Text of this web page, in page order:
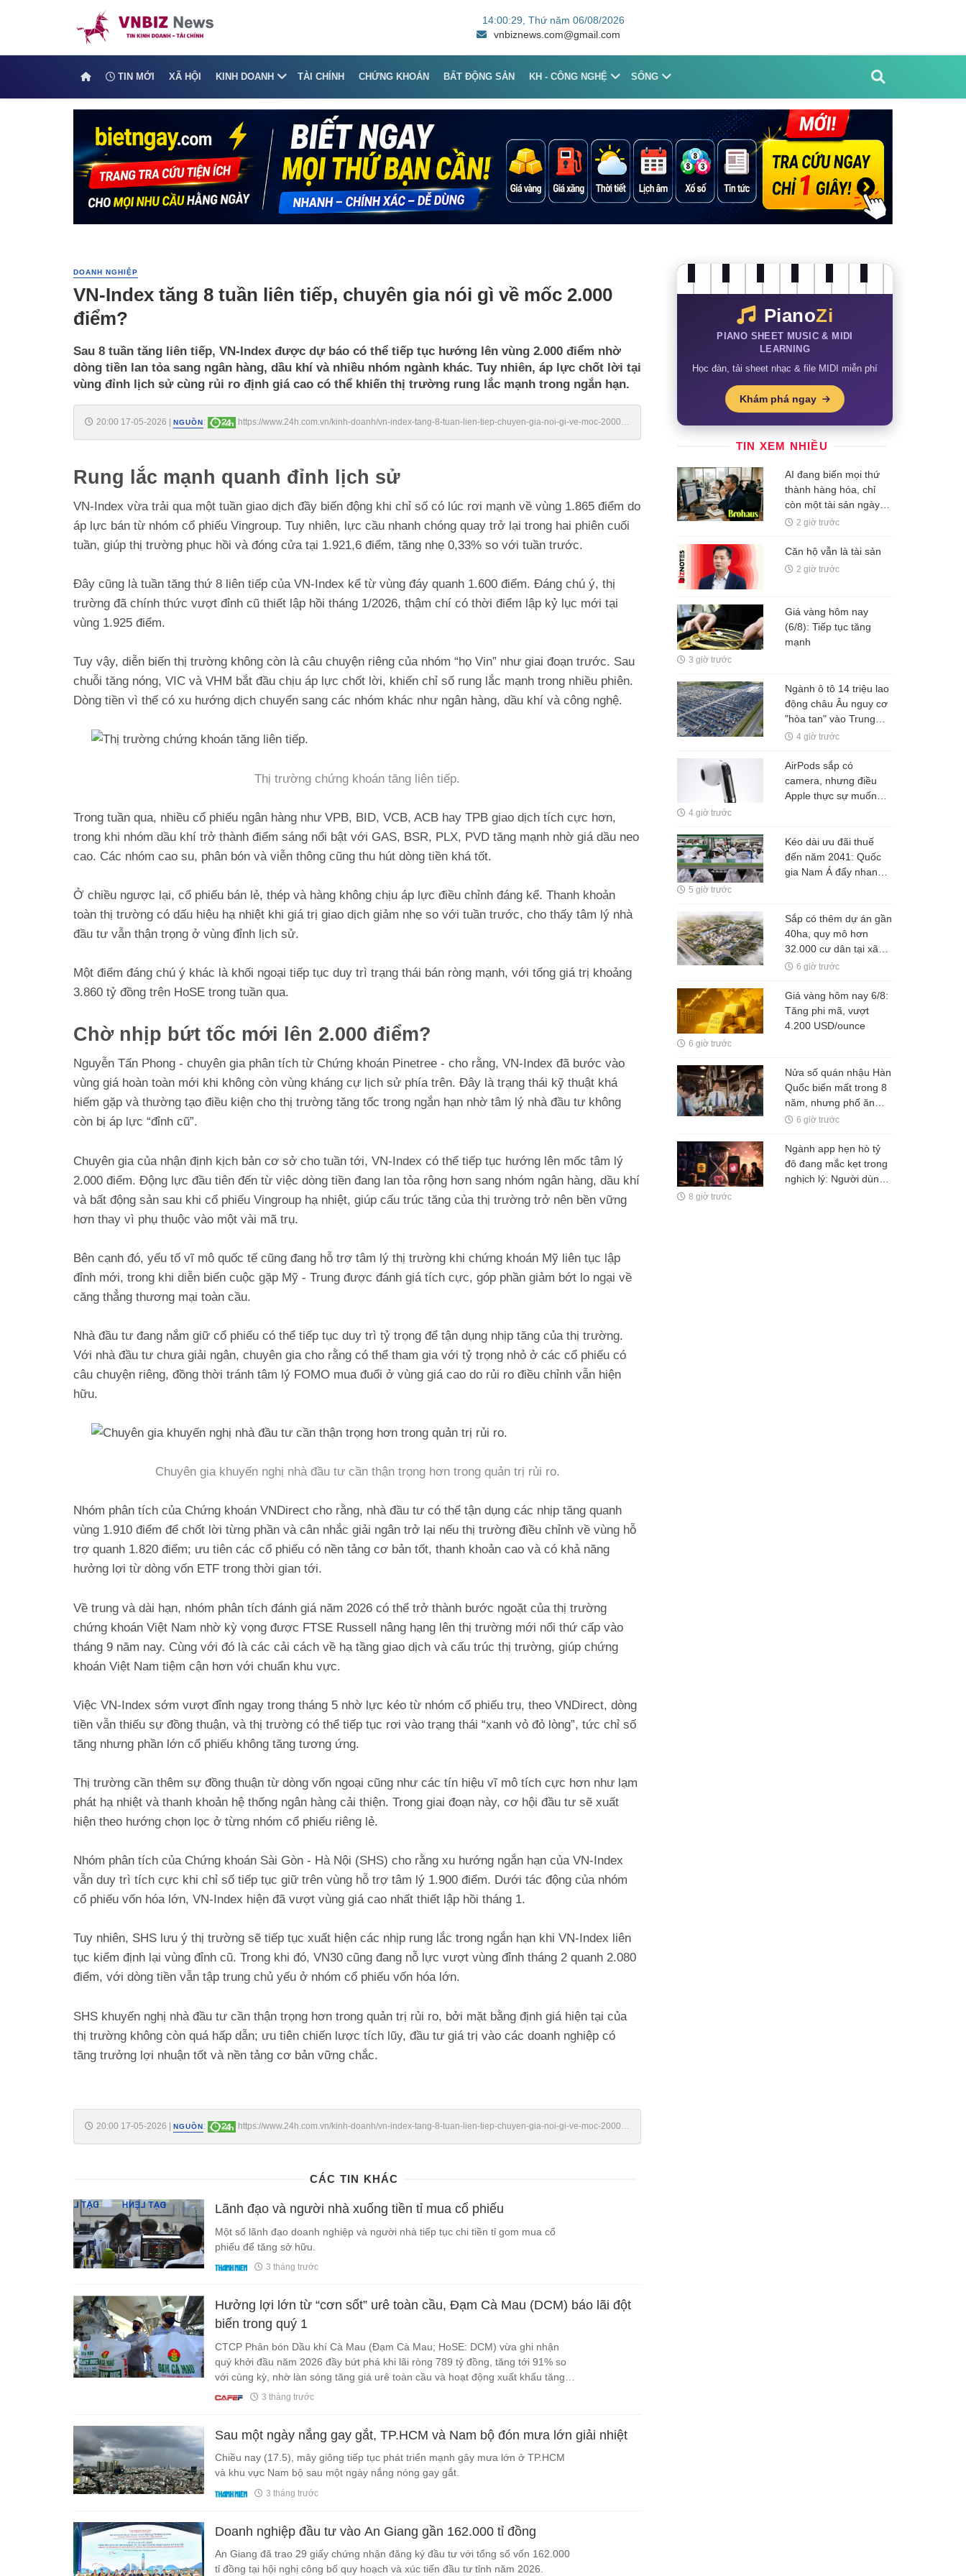
14:00:29 , Thứ năm 06/08/2026
vnbiznews.com@gmail.com
TIN MỚI XÃ HỘI KINH DOANH TÀI CHÍNH CHỨNG KHOÁN BẤT ĐỘNG SẢN KH - CÔNG NGHỆ SỐNG
DOANH NGHIỆP
VN-Index tăng 8 tuần liên tiếp, chuyên gia nói gì về mốc 2.000
điểm?
Sau 8 tuần tăng liên tiếp, VN-Index được dự báo có thể tiếp tục hướng lên vùng 2.000 điểm nhờ
dòng tiền lan tỏa sang ngân hàng, dầu khí và nhiều nhóm ngành khác. Tuy nhiên, áp lực chốt lời tại
vùng đỉnh lịch sử cùng rủi ro định giá cao có thể khiến thị trường rung lắc mạnh trong ngắn hạn.
20:00 17-05-2026 | NGUỒN:
https://www.24h.com.vn/kinh-doanh/vn-index-tang-8-tuan-lien-tiep-chuyen-gia-noi-gi-ve-moc-2000-
Rung lắc mạnh quanh đỉnh lịch sử
VN-Index vừa trải qua một tuần giao dịch đầy biến động khi chỉ số có lúc rơi mạnh về vùng 1.865 điểm do
áp lực bán từ nhóm cổ phiếu Vingroup. Tuy nhiên, lực cầu nhanh chóng quay trở lại trong hai phiên cuối
tuần, giúp thị trường phục hồi và đóng cửa tại 1.921,6 điểm, tăng nhẹ 0,33% so với tuần trước.
Đây cũng là tuần tăng thứ 8 liên tiếp của VN-Index kể từ vùng đáy quanh 1.600 điểm. Đáng chú ý, thị
trường đã chính thức vượt đỉnh cũ thiết lập hồi tháng 1/2026, thậm chí có thời điểm lập kỷ lục mới tại
vùng 1.925 điểm.
Tuy vậy, diễn biến thị trường không còn là câu chuyện riêng của nhóm “họ Vin” như giai đoạn trước. Sau
chuỗi tăng nóng, VIC và VHM bắt đầu chịu áp lực chốt lời, khiến chỉ số rung lắc mạnh trong nhiều phiên.
Dòng tiền vì thế có xu hướng dịch chuyển sang các nhóm khác như ngân hàng, dầu khí và công nghệ.
Thị trường chứng khoán tăng liên tiếp.
Trong tuần qua, nhiều cổ phiếu ngân hàng như VPB, BID, VCB, ACB hay TPB giao dịch tích cực hơn,
trong khi nhóm dầu khí trở thành điểm sáng nổi bật với GAS, BSR, PLX, PVD tăng mạnh nhờ giá dầu neo
cao. Các nhóm cao su, phân bón và viễn thông cũng thu hút dòng tiền khá tốt.
Ở chiều ngược lại, cổ phiếu bán lẻ, thép và hàng không chịu áp lực điều chỉnh đáng kể. Thanh khoản
toàn thị trường có dấu hiệu hạ nhiệt khi giá trị giao dịch giảm nhẹ so với tuần trước, cho thấy tâm lý nhà
đầu tư vẫn thận trọng ở vùng đỉnh lịch sử.
Một điểm đáng chú ý khác là khối ngoại tiếp tục duy trì trạng thái bán ròng mạnh, với tổng giá trị khoảng
3.860 tỷ đồng trên HoSE trong tuần qua.
Chờ nhịp bứt tốc mới lên 2.000 điểm?
Nguyễn Tấn Phong - chuyên gia phân tích từ Chứng khoán Pinetree - cho rằng, VN-Index đã bước vào
vùng giá hoàn toàn mới khi không còn vùng kháng cự lịch sử phía trên. Đây là trạng thái kỹ thuật khá
hiếm gặp và thường tạo điều kiện cho thị trường tăng tốc trong ngắn hạn nhờ tâm lý nhà đầu tư không
còn bị áp lực “đỉnh cũ”.
Chuyên gia của nhận định kịch bản cơ sở cho tuần tới, VN-Index có thể tiếp tục hướng lên mốc tâm lý
2.000 điểm. Động lực đầu tiên đến từ việc dòng tiền đang lan tỏa rộng hơn sang nhóm ngân hàng, dầu khí
và bất động sản sau khi cổ phiếu Vingroup hạ nhiệt, giúp cấu trúc tăng của thị trường trở nên bền vững
hơn thay vì phụ thuộc vào một vài mã trụ.
Bên cạnh đó, yếu tố vĩ mô quốc tế cũng đang hỗ trợ tâm lý thị trường khi chứng khoán Mỹ liên tục lập
đỉnh mới, trong khi diễn biến cuộc gặp Mỹ - Trung được đánh giá tích cực, góp phần giảm bớt lo ngại về
căng thẳng thương mại toàn cầu.
Nhà đầu tư đang nắm giữ cổ phiếu có thể tiếp tục duy trì tỷ trọng để tận dụng nhịp tăng của thị trường.
Với nhà đầu tư chưa giải ngân, chuyên gia cho rằng có thể tham gia với tỷ trọng nhỏ ở các cổ phiếu có
câu chuyện riêng, đồng thời tránh tâm lý FOMO mua đuổi ở vùng giá cao do rủi ro điều chỉnh vẫn hiện
hữu.
Chuyên gia khuyến nghị nhà đầu tư cần thận trọng hơn trong quản trị rủi ro.
Nhóm phân tích của Chứng khoán VNDirect cho rằng, nhà đầu tư có thể tận dụng các nhịp tăng quanh
vùng 1.910 điểm để chốt lời từng phần và cân nhắc giải ngân trở lại nếu thị trường điều chỉnh về vùng hỗ
trợ quanh 1.820 điểm; ưu tiên các cổ phiếu có nền tảng cơ bản tốt, thanh khoản cao và có khả năng
hưởng lợi từ dòng vốn ETF trong thời gian tới.
Về trung và dài hạn, nhóm phân tích đánh giá năm 2026 có thể trở thành bước ngoặt của thị trường
chứng khoán Việt Nam nhờ kỳ vọng được FTSE Russell nâng hạng lên thị trường mới nổi thứ cấp vào
tháng 9 năm nay. Cùng với đó là các cải cách về hạ tầng giao dịch và cấu trúc thị trường, giúp chứng
khoán Việt Nam tiệm cận hơn với chuẩn khu vực.
Việc VN-Index sớm vượt đỉnh ngay trong tháng 5 nhờ lực kéo từ nhóm cổ phiếu trụ, theo VNDirect, dòng
tiền vẫn thiếu sự đồng thuận, và thị trường có thể tiếp tục rơi vào trạng thái “xanh vỏ đỏ lòng”, tức chỉ số
tăng nhưng phần lớn cổ phiếu không tăng tương ứng.
Thị trường cần thêm sự đồng thuận từ dòng vốn ngoại cũng như các tín hiệu vĩ mô tích cực hơn như lạm
phát hạ nhiệt và thanh khoản hệ thống ngân hàng cải thiện. Trong giai đoạn này, cơ hội đầu tư sẽ xuất
hiện theo hướng chọn lọc ở từng nhóm cổ phiếu riêng lẻ.
Nhóm phân tích của Chứng khoán Sài Gòn - Hà Nội (SHS) cho rằng xu hướng ngắn hạn của VN-Index
vẫn duy trì tích cực khi chỉ số tiếp tục giữ trên vùng hỗ trợ tâm lý 1.900 điểm. Dưới tác động của nhóm
cổ phiếu vốn hóa lớn, VN-Index hiện đã vượt vùng giá cao nhất thiết lập hồi tháng 1.
Tuy nhiên, SHS lưu ý thị trường sẽ tiếp tục xuất hiện các nhịp rung lắc trong ngắn hạn khi VN-Index liên
tục kiểm định lại vùng đỉnh cũ. Trong khi đó, VN30 cũng đang nỗ lực vượt vùng đỉnh tháng 2 quanh 2.080
điểm, với dòng tiền vẫn tập trung chủ yếu ở nhóm cổ phiếu vốn hóa lớn.
SHS khuyến nghị nhà đầu tư cần thận trọng hơn trong quản trị rủi ro, bởi mặt bằng định giá hiện tại của
thị trường không còn quá hấp dẫn; ưu tiên chiến lược tích lũy, đầu tư giá trị vào các doanh nghiệp có
tăng trưởng lợi nhuận tốt và nền tảng cơ bản vững chắc.
20:00 17-05-2026 | NGUỒN:
https://www.24h.com.vn/kinh-doanh/vn-index-tang-8-tuan-lien-tiep-chuyen-gia-noi-gi-ve-moc-2000-
CÁC TIN KHÁC
Lãnh đạo và người nhà xuống tiền tỉ mua cổ phiếu
Một số lãnh đạo doanh nghiệp và người nhà tiếp tục chi tiền tỉ gom mua cổ
phiếu để tăng sở hữu.
3 tháng trước
Hưởng lợi lớn từ “cơn sốt” urê toàn cầu, Đạm Cà Mau (DCM) báo lãi đột
biến trong quý 1
CTCP Phân bón Dầu khí Cà Mau (Đạm Cà Mau; HoSE: DCM) vừa ghi nhận
quý khởi đầu năm 2026 đầy bứt phá khi lãi ròng 789 tỷ đồng, tăng tới 91% so
với cùng kỳ, nhờ làn sóng tăng giá urê toàn cầu và hoạt động xuất khẩu tăng
tốc mạnh mẽ.3 tháng trước
Sau một ngày nắng gay gắt, TP.HCM và Nam bộ đón mưa lớn giải nhiệt
Chiều nay (17.5), mây giông tiếp tục phát triển mạnh gây mưa lớn ở TP.HCM
và khu vực Nam bộ sau một ngày nắng nóng gay gắt.
3 tháng trước
Doanh nghiệp đầu tư vào An Giang gần 162.000 tỉ đồng
An Giang đã trao 29 giấy chứng nhận đăng ký đầu tư với tổng số vốn 162.000
tỉ đồng tại hội nghị công bố quy hoạch và xúc tiến đầu tư tỉnh năm 2026.
PianoZi
PIANO SHEET MUSIC & MIDI
LEARNING
Học đàn, tải sheet nhạc & file MIDI miễn phí
Khám phá ngay
TIN XEM NHIỀU
AI đang biến mọi thứ
thành hàng hóa, chỉ
còn một tài sản ngày
càng đắt giá: Não bộ
2 giờ trước
Căn hộ vẫn là tài sản
2 giờ trước
Giá vàng hôm nay
(6/8): Tiếp tục tăng
mạnh
3 giờ trước
Ngành ô tô 14 triệu lao
động châu Âu nguy cơ
"hòa tan" vào Trung
Quốc: Công nhân làm
máy nửa năm chỉ sản
xuất hơn 6.000 xe
4 giờ trước
AirPods sắp có
camera, nhưng điều
Apple thực sự muốn
4 giờ trước
Kéo dài ưu đãi thuế
đến năm 2041: Quốc
gia Nam Á đẩy nhanh
công xưởng của thế
giới
5 giờ trước
Sắp có thêm dự án gần
40ha, quy mô hơn
32.000 cư dân tại xã
Phúc Thịnh, Hà Nội
6 giờ trước
Giá vàng hôm nay 6/8:
Tăng phi mã, vượt
4.200 USD/ounce
6 giờ trước
Nửa số quán nhậu Hàn
Quốc biến mất trong 8
năm, nhưng phố ăn
đêm vẫn sáng đèn tới 2
tiền cho những đêm
Seoul?
6 giờ trước
Ngành app hẹn hò tỷ
đô đang mắc kẹt trong
nghịch lý: Người dùng
8 giờ trước